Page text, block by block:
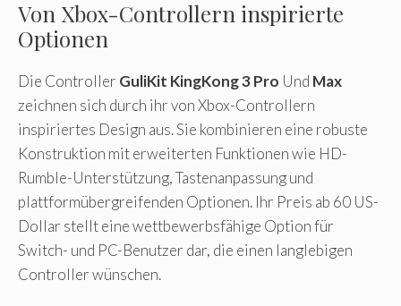
Von Xbox-Controllern inspirierte
Optionen
Die Controller GuliKit KingKong 3 Pro Und Max
zeichnen sich durch ihr von Xbox-Controllern
inspiriertes Design aus. Sie kombinieren eine robuste
Konstruktion mit erweiterten Funktionen wie HD-
Rumble-Unterstützung, Tastenanpassung und
plattformübergreifenden Optionen. Ihr Preis ab 60 US-
Dollar stellt eine wettbewerbsfähige Option für
Switch- und PC-Benutzer dar, die einen langlebigen
Controller wünschen.